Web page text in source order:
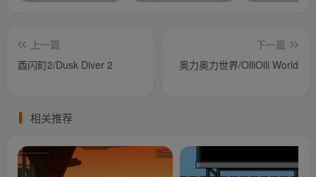
上一篇
酉闪町2/Dusk Diver 2
下一篇
奥力奥力世界/OlliOlli World
相关推荐